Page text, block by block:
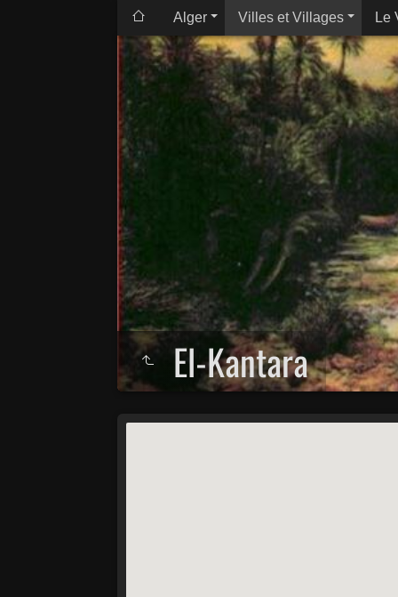
Alger Villes et Villages Le
El-Kantara